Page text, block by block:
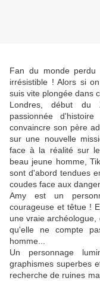
Fan du monde
irrésistible ! Alors si
suis vite plongée dans
Londres, début du
passionnée
convaincre son père
sur une nouvelle
face à la réalité sur
beau jeune homme,
sont d'abord tendues
coudes face aux
Amy est un
courageuse et têtue !
une vraie
qu'elle ne compte
homme...
Un personnage
graphismes superbes
recherche de ruines